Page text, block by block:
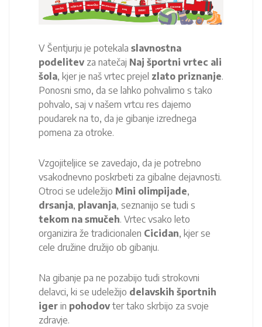
V Šentjurju je potekala slavnostna
podelitev za natečaj Naj športni vrtec ali
šola, kjer je naš vrtec prejel zlato priznanje.
Ponosni smo, da se lahko pohvalimo s tako
pohvalo, saj v našem vrtcu res dajemo
poudarek na to, da je gibanje izrednega
pomena za otroke.
Vzgojiteljice se zavedajo, da je potrebno
vsakodnevno poskrbeti za gibalne dejavnosti.
Otroci se udeležijo Mini olimpijade,
drsanja, plavanja, seznanijo se tudi s
tekom na smučeh. Vrtec vsako leto
organizira že tradicionalen Cicidan, kjer se
cele družine družijo ob gibanju.
Na gibanje pa ne pozabijo tudi strokovni
delavci, ki se udeležijo delavskih športnih
iger in pohodov ter tako skrbijo za svoje
zdravje.